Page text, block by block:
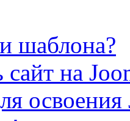
шаблона?
сайт на
освоения